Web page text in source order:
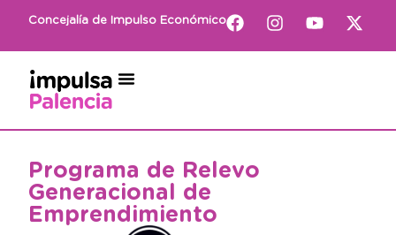
Concejalía de Impulso Económico
Programa de Relevo
Generacional de
Emprendimiento